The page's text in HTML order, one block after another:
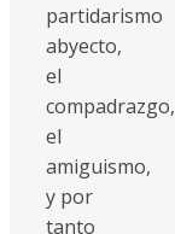
partidarismo
abyecto,
el
compadrazgo,
el
amiguismo,
y por
tanto